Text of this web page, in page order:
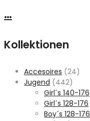
…
Kollektionen
Accesoires (24)
Jugend (442)
Girl´s 140-176
Girl´s 128-176
Boy´s 128-176